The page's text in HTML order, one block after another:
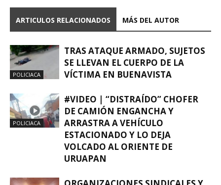
ARTICULOS RELACIONADOS MÁS DEL AUTOR
POLICIACA
TRAS ATAQUE ARMADO, SUJETOS
SE LLEVAN EL CUERPO DE LA
VÍCTIMA EN BUENAVISTA
POLICIACA
#VIDEO | “DISTRAÍDO” CHOFER
DE CAMIÓN ENGANCHA Y
ARRASTRA A VEHÍCULO
ESTACIONADO Y LO DEJA
VOLCADO AL ORIENTE DE
URUAPAN